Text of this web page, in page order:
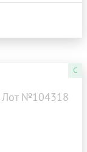
C
Лот №104318